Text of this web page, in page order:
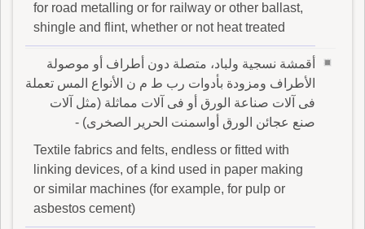
for road metalling or for railway or other ballast,
shingle and flint, whether or not heat treated
أقمشة نسجية ولباد، متصلة دون أطراف أو موصولة
الأطراف ومزودة بأدوات رب ط م ن الأنواع المس تعملة
فى آلات صناعة الورق أو فى آلات مماثلة (مثل آلات
صنع عجائن الورق أواسمنت الحرير الصخرى) -
Textile fabrics and felts, endless or fitted with
linking devices, of a kind used in paper making
or similar machines (for example, for pulp or
asbestos cement)